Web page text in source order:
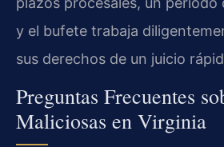
y el bufete trabaja
sus derechos de un juicio
Preguntas Frecuentes
Maliciosas en Virginia